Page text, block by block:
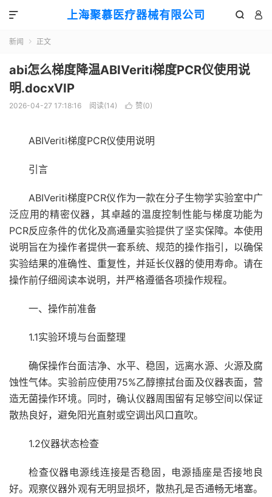
上海聚慕医疗器械有限公司  

新闻  正文
abi怎么梯度降温ABIVeriti梯度PCR仪使用说
明.docxVIP
2026-04-27 17:18:16 阅读(14)  赞(0)
ABIVeriti梯度PCR仪使用说明
引言
ABIVeriti梯度PCR仪作为一款在分子生物学实验室中广
泛应用的精密仪器，其卓越的温度控制性能与梯度功能为
PCR反应条件的优化及高通量实验提供了坚实保障。本使用
说明旨在为操作者提供一套系统、规范的操作指引，以确保
实验结果的准确性、重复性，并延长仪器的使用寿命。请在
操作前仔细阅读本说明，并严格遵循各项操作规程。
一、操作前准备
1.1实验环境与台面整理
确保操作台面洁净、水平、稳固，远离水源、火源及腐
蚀性气体。实验前应使用75%乙醇擦拭台面及仪器表面，营
造无菌操作环境。同时，确认仪器周围留有足够空间以保证
散热良好，避免阳光直射或空调出风口直吹。
1.2仪器状态检查
检查仪器电源线连接是否稳固，电源插座是否接地良
好。观察仪器外观有无明显损坏，散热孔是否通畅无堵塞。